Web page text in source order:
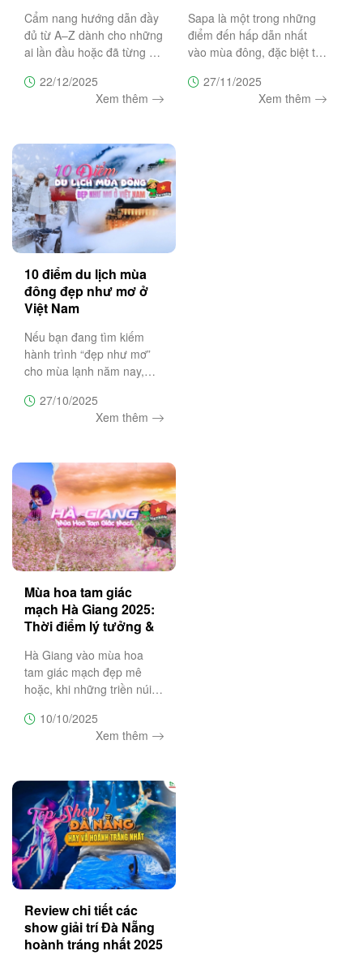
Cẩm nang hướng dẫn đầy
đủ từ A–Z dành cho những
ai lần đầu hoặc đã từng du
chọn đúng thời điểm, lên
lịch trình hợp lý, ngắm hoa
22/12/2025
Xem thêm
Sapa là một trong những
điểm đến hấp dẫn nhất
vào mùa đông, đặc biệt từ
du khách có cơ hội săn
tuyết và chiêm ngưỡng
27/11/2025
Xem thêm
10 điểm du lịch mùa
đông đẹp như mơ ở
Việt Nam
Nếu bạn đang tìm kiếm
hành trình “đẹp như mơ”
cho mùa lạnh năm nay,
Tourist khám phá 10 điểm
đến mùa đông tuyệt vời
ca của thiên
27/10/2025
Xem thêm
Mùa hoa tam giác
mạch Hà Giang 2025:
Thời điểm lý tưởng &
Hà Giang vào mùa hoa
tam giác mạch đẹp mê
hoặc, khi những triền núi
trưng. Đây là thời điểm lý
tưởng cho chuyến du lịch 3
mộng,
10/10/2025
Xem thêm
Review chi tiết các
show giải trí Đà Nẵng
hoành tráng nhất 2025